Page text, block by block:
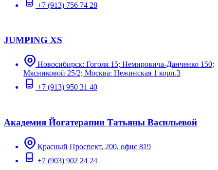
+7 (913) 756 74 28
JUMPING XS
Новосибирск: Гоголя 15; Немировича-Данченко 150;
Мясниковой 25/2; Москва: Нежинская 1 корп.3
+7 (913) 950 31 40
Академия Йогатерапии Татьяны Васильевой
Красный Проспект, 200, офис 819
+7 (903) 902 24 24